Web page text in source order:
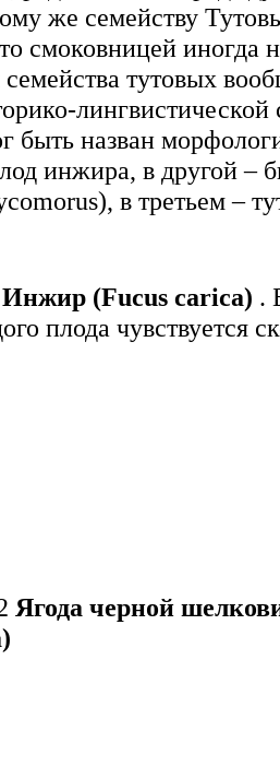
же семейству
смоковницей иногда
тутовых
лингвистической
быть назван
инжира, в другой –
в третьем –
Инжир (Fucus carica) .
плода чувствуется
Ягода черной